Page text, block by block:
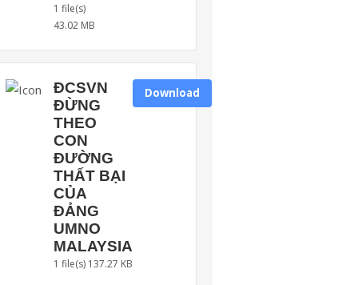
1 file(s)
43.02 MB
ĐCSVN
ĐỪNG
THEO
CON
ĐƯỜNG
THẤT BẠI
CỦA
ĐẢNG
UMNO
MALAYSIA
1 file(s) 137.27 KB
Download